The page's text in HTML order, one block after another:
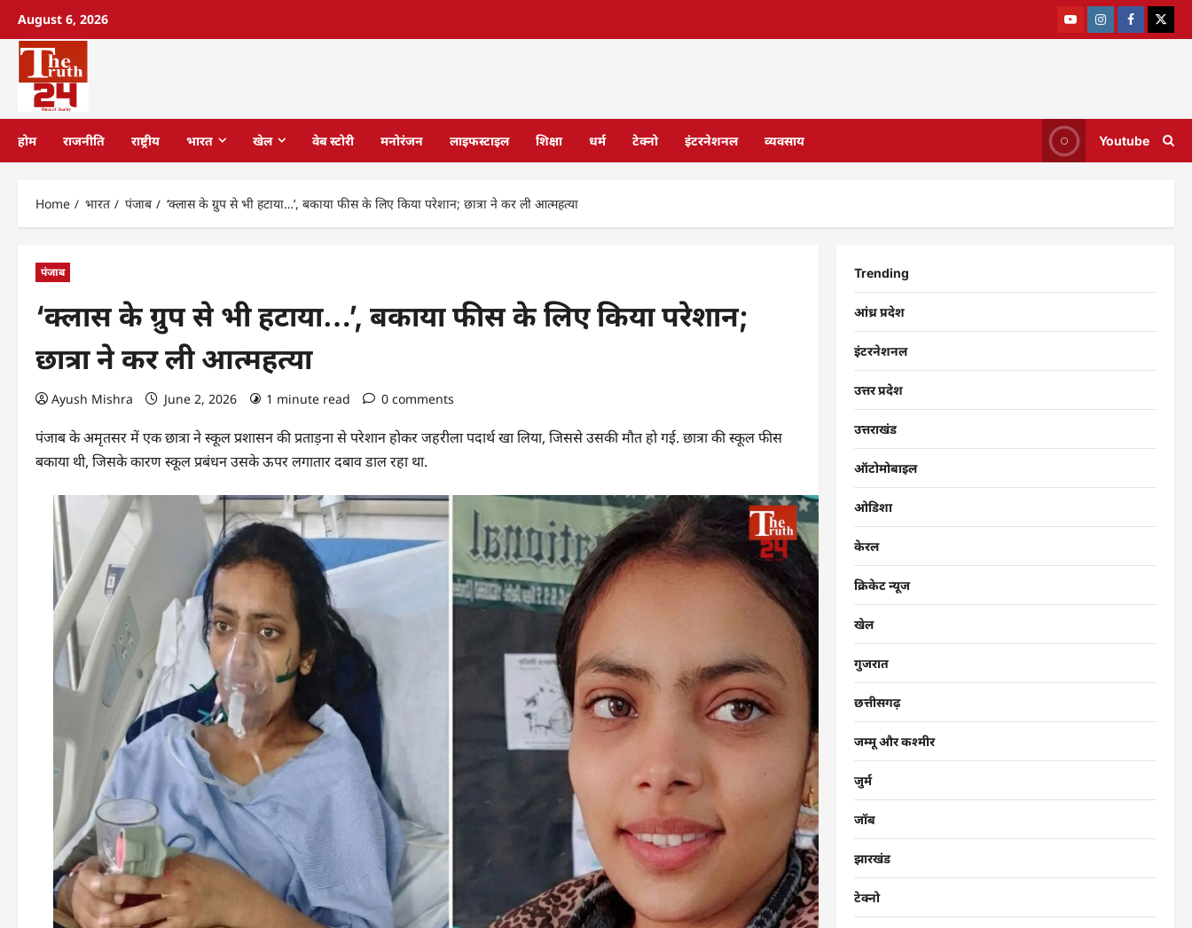
August 6, 2026
होम राजनीति राष्ट्रीय भारत खेल वेब स्टोरी मनोरंजन लाइफस्टाइल शिक्षा धर्म टेक्नो इंटरनेशनल व्यवसाय Youtube
Home भारत पंजाब ‘क्लास के ग्रुप से भी हटाया…’, बकाया फीस के लिए किया परेशान; छात्रा ने कर ली आत्महत्या
पंजाब
‘क्लास के ग्रुप से भी हटाया…’, बकाया फीस के लिए किया परेशान;
छात्रा ने कर ली आत्महत्या
Ayush Mishra June 2, 2026 1 minute read 0 comments
पंजाब के अमृतसर में एक छात्रा ने स्कूल प्रशासन की प्रताड़ना से परेशान होकर जहरीला पदार्थ खा लिया, जिससे उसकी मौत हो गई. छात्रा की स्कूल फीस
बकाया थी, जिसके कारण स्कूल प्रबंधन उसके ऊपर लगातार दबाव डाल रहा था.
Trending
आंध्र प्रदेश
इंटरनेशनल
उत्तर प्रदेश
उत्तराखंड
ऑटोमोबाइल
ओडिशा
केरल
क्रिकेट न्यूज
खेल
गुजरात
छत्तीसगढ़
जम्मू और कश्मीर
जुर्म
जॉब
झारखंड
टेक्नो